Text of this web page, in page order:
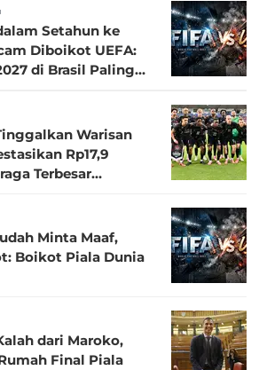
Setahun ke
Diboikot UEFA:
di Brasil Paling
Warisan
Rp17,9
Terbesar
Minta Maaf,
Boikot Piala Dunia
dari Maroko,
Final Piala